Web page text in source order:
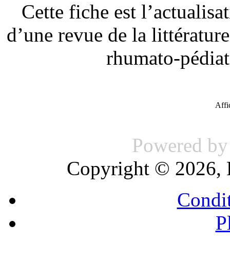
Cette fiche est
d’une revue de la
rhumato-
Powered
Copyright © 2026,